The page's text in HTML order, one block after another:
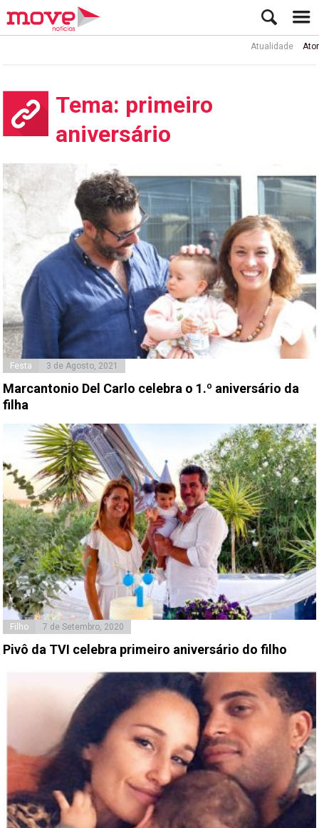
Ator Rui de Sá
Tema: primeiro
aniversário
Festa 3 de Agosto, 2021
Marcantonio Del Carlo celebra o 1.º aniversário da
filha
Filho 7 de Setembro, 2020
Pivô da TVI celebra primeiro aniversário do filho